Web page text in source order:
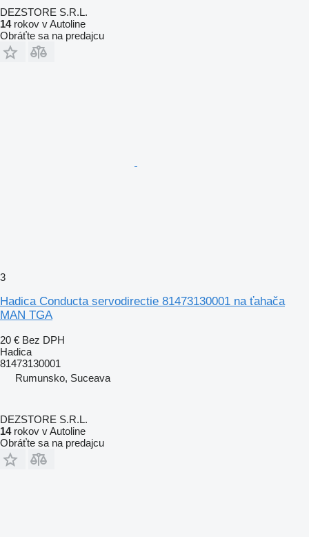
DEZSTORE S.R.L.
14rokov v Autoline
Obráťte sa na predajcu
3
Hadica Conducta servodirectie 81473130001 na ťahača
MAN TGA
20 € Bez DPH
Hadica
81473130001
Rumunsko, Suceava
DEZSTORE S.R.L.
14rokov v Autoline
Obráťte sa na predajcu